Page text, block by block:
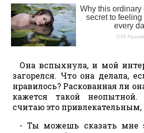
Она вспыхнула, и мой
загорелся. Что она делала,
нравилось? Раскованная ли
кажется такой
считаю это привлекательным,
- Ты можешь сказать мне